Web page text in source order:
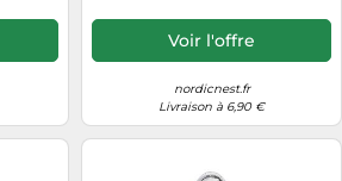
Voir l'offre
nordicnest.fr
Livraison à 6,90 €